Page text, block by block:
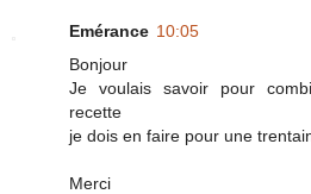
Emérance 10:05
Bonjour
Je voulais savoir pour
recette
je dois en faire pour une
Merci